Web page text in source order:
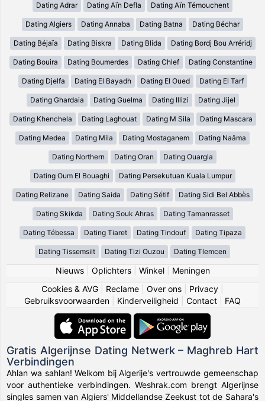
Dating Adrar Dating Aïn Defla Dating Aïn Témouchent
Dating Algiers Dating Annaba Dating Batna Dating Béchar
Dating Béjaïa Dating Biskra Dating Blida Dating Bordj Bou Arréridj
Dating Bouira Dating Boumerdes Dating Chlef Dating Constantine
Dating Djelfa Dating El Bayadh Dating El Oued Dating El Tarf
Dating Ghardaia Dating Guelma Dating Illizi Dating Jijel
Dating Khenchela Dating Laghouat Dating M Sila Dating Mascara
Dating Medea Dating Mila Dating Mostaganem Dating Naâma
Dating Northern Dating Oran Dating Ouargla
Dating Oum El Bouaghi Dating Persekutuan Kuala Lumpur
Dating Relizane Dating Saida Dating Sétif Dating Sidi Bel Abbès
Dating Skikda Dating Souk Ahras Dating Tamanrasset
Dating Tébessa Dating Tiaret Dating Tindouf Dating Tipaza
Dating Tissemsilt Dating Tizi Ouzou Dating Tlemcen
Nieuws| Oplichters| Winkel| Meningen
Cookies & AVG
Reclame Over ons Privacy
Gebruiksvoorwaarden
Kinderveiligheid Contact FAQ
Gratis Algerijnse Dating Netwerk – Maghreb Hart
Verbindingen
Ahlan wa sahlan! Welkom bij Algerije's vertrouwde gemeenschap
voor authentieke verbindingen. Weshrak.com brengt Algerijnse
singles samen van Algiers' Middellandse Zeekust tot de Sahara's